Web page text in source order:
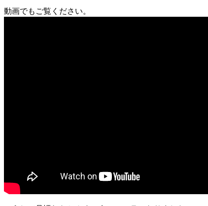
動画でもご覧ください。